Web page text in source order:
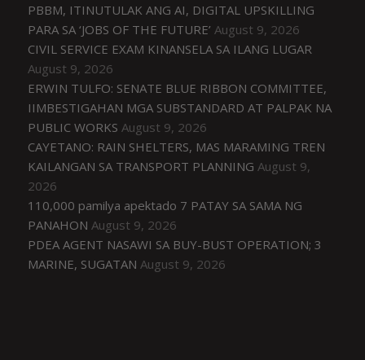
PBBM, ITINUTULAK ANG AI, DIGITAL UPSKILLING
PARA SA ‘JOBS OF THE FUTURE’ August 9, 2026
CIVIL SERVICE EXAM KINANSELA SA ILANG LUGAR
August 9, 2026
ERWIN TULFO: SENATE BLUE RIBBON COMMITTEE,
IIMBESTIGAHAN MGA SUBSTANDARD AT PALPAK NA
PUBLIC WORKS August 9, 2026
CAYETANO: RAIN SHELTERS, MAS MARAMING TREN
KAILANGAN SA TRANSPORT PLANNING August 9,
2026
110,000 pamilya apektado 7 PATAY SA SAMA NG
PANAHON August 9, 2026
PDEA AGENT NASAWI SA BUY-BUST OPERATION; 3
MARINE, SUGATAN August 9, 2026